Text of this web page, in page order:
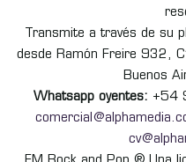
Transmite a través de su
desde Ramón Freire 932,
Buenos
Whatsapp oyentes: +54